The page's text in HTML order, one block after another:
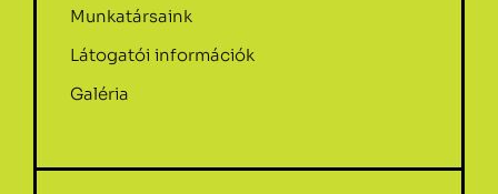
Munkatársaink
Látogatói információk
Galéria